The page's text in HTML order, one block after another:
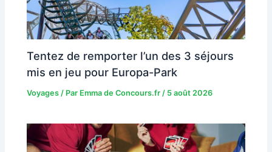
Tentez de remporter l’un des 3 séjours
mis en jeu pour Europa-Park
Voyages / Par Emma de Concours.fr/ 5 août 2026